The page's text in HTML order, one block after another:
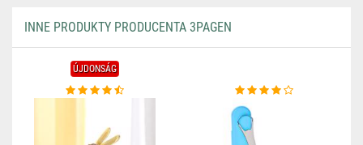
INNE PRODUKTY PRODUCENTA 3PAGEN
ÚJDONSÁG